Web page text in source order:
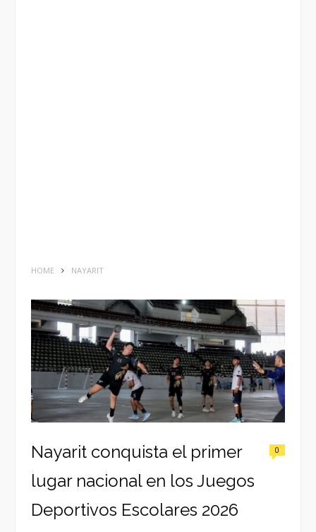
HOME NAYARIT
Nayarit conquista el primer
lugar nacional en los Juegos
Deportivos Escolares 2026
0